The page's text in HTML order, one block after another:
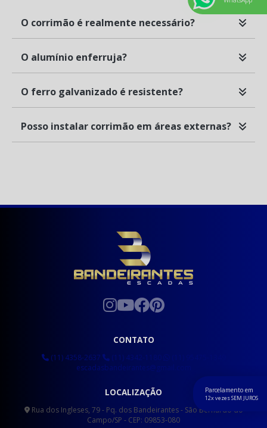
O corrimão é realmente necessário?
O alumínio enferruja?
O ferro galvanizado é resistente?
Posso instalar corrimão em áreas externas?
CONTATO
(11) 4358-2637 (11) 4342-1180
escadasbandeirantes@gmail.com
LOCALIZAÇÃO
Rua dos Ingleses, 79 - Pq. dos Bandeirantes - São Bernardo do
Campo/SP - CEP: 09853-080
Parcelamento em
12x vezes SEM JUROS